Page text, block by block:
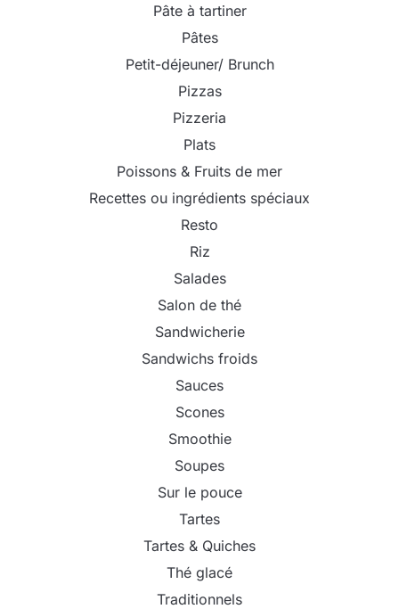
Pâte à tartiner
Pâtes
Petit-déjeuner/ Brunch
Pizzas
Pizzeria
Plats
Poissons & Fruits de mer
Recettes ou ingrédients spéciaux
Resto
Riz
Salades
Salon de thé
Sandwicherie
Sandwichs froids
Sauces
Scones
Smoothie
Soupes
Sur le pouce
Tartes
Tartes & Quiches
Thé glacé
Traditionnels